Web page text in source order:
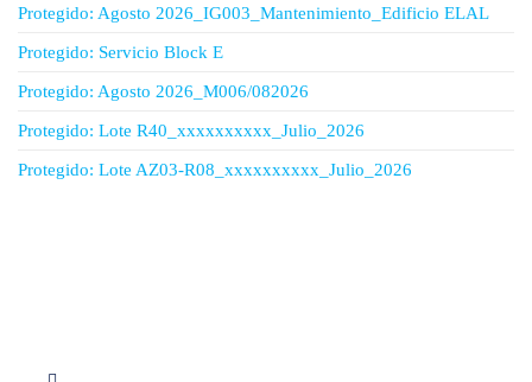
Protegido: Agosto 2026_IG003_Mantenimiento_Edificio ELAL
Protegido: Servicio Block E
Protegido: Agosto 2026_M006/082026
Protegido: Lote R40_xxxxxxxxxx_Julio_2026
Protegido: Lote AZ03-R08_xxxxxxxxxx_Julio_2026